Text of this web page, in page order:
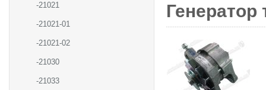
-21021
-21021-01
-21021-02
-21030
-21033
Генератор